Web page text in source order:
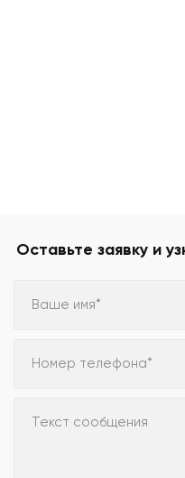
Оставьте заявку и
Ваше имя*
Номер телефона*
Текст сообщения